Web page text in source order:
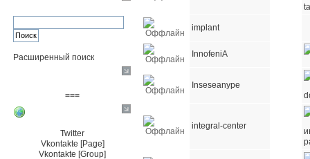
Расширенный поиск
===
Twitter
Vkontakte [Page]
Vkontakte [Group]
implant
InnofeniA
Inseseanype
integral-center